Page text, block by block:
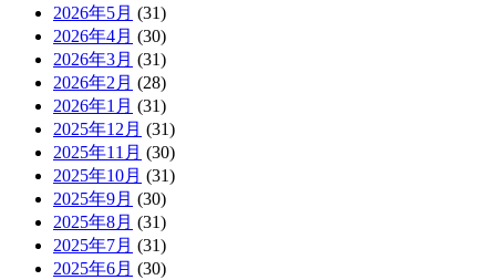
2026年5月 (31)
2026年4月 (30)
2026年3月 (31)
2026年2月 (28)
2026年1月 (31)
2025年12月 (31)
2025年11月 (30)
2025年10月 (31)
2025年9月 (30)
2025年8月 (31)
2025年7月 (31)
2025年6月 (30)